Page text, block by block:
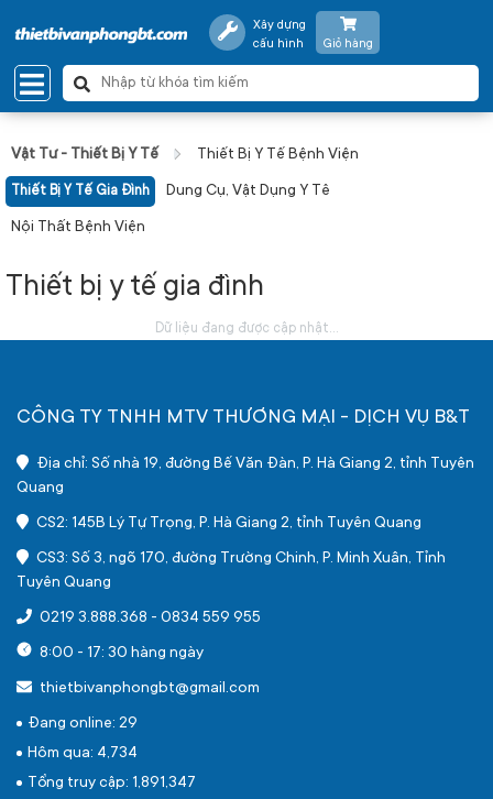
Xây dựng
cấu hình
Giỏ hàng
Vật Tư - Thiết Bị Y Tế Thiết Bị Y Tế Bệnh Viện
Thiết Bị Y Tế Gia Đình Dung Cụ, Vật Dụng Y Tê
Nội Thất Bệnh Viện
Thiết bị y tế gia đình
Dữ liệu đang được cập nhật...
CÔNG TY TNHH MTV THƯƠNG MẠI - DỊCH VỤ B&T
Địa chỉ: Số nhà 19, đường Bế Văn Đàn, P. Hà Giang 2, tỉnh Tuyên
Quang
CS2: 145B Lý Tự Trọng, P. Hà Giang 2, tỉnh Tuyên Quang
CS3: Số 3, ngõ 170, đường Trường Chinh, P. Minh Xuân, Tỉnh
Tuyên Quang
0219 3.888.368 - 0834 559 955
8:00 - 17: 30 hàng ngày
thietbivanphongbt@gmail.com
Đang online: 29
Hôm qua: 4,734
Tổng truy cập: 1,891,347